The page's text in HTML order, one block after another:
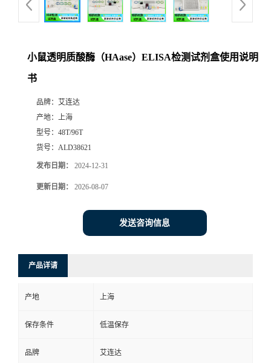
小鼠透明质酸酶（HAase）ELISA检测试剂盒使用说明
书
品牌： 艾连达
产地： 上海
型号： 48T/96T
货号： ALD38621
发布日期： 2024-12-31
更新日期： 2026-08-07
发送咨询信息
产品详请
产地 上海
保存条件 低温保存
品牌 艾连达